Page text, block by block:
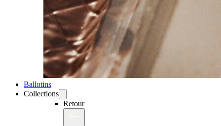
Ballotins
Collections
Retour